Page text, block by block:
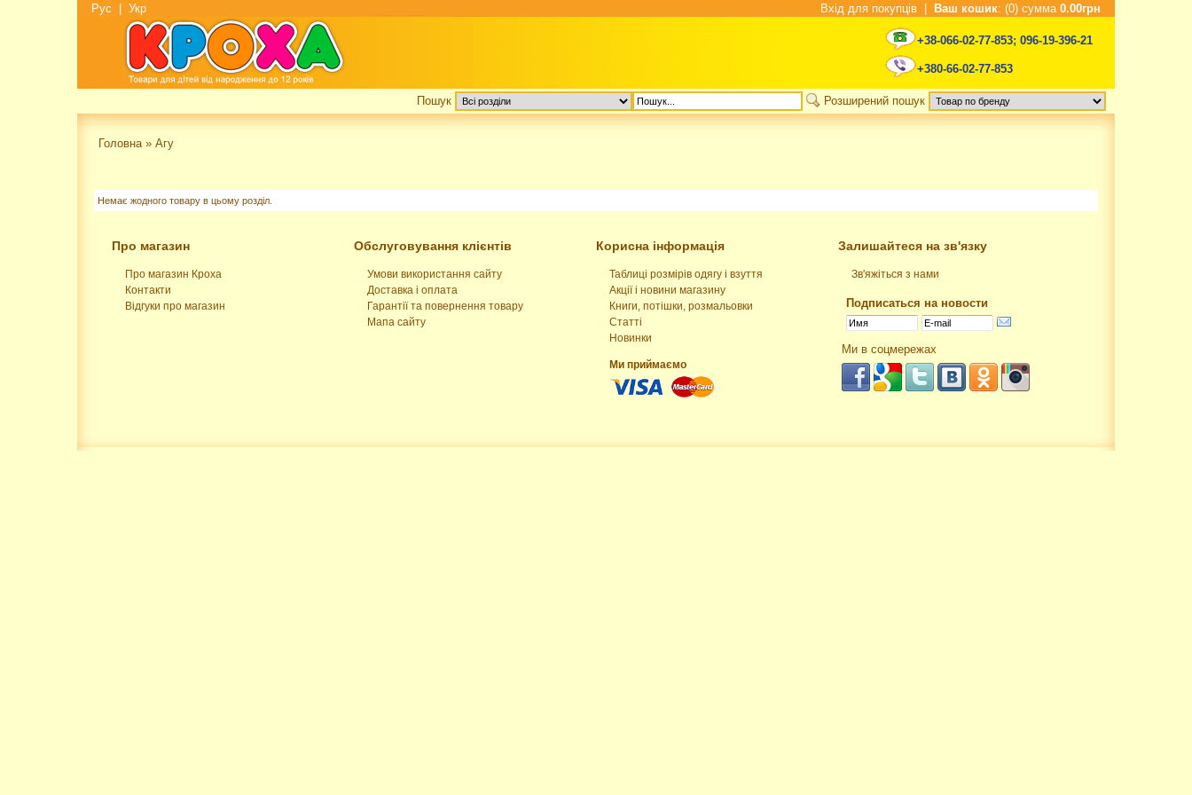
Рус Укр Вхід для покупців Ваш кошик: (0) сумма 0.00грн
+38-066-02-77-853; 096-19-396-21
+380-66-02-77-853
Пошук Розширений пошук
Головна» Агу
Немає жодного товару в цьому розділ.
Про магазин
Про магазин Кроха
Контакти
Відгуки про магазин
Обслуговування клієнтів
Умови використання сайту
Доставка і оплата
Гарантії та повернення товару
Мапа сайту
Корисна інформація
Таблиці розмірів одягу і взуття
Акції і новини магазину
Книги, потішки, розмальовки
Статті
Новинки
Ми приймаємо
Залишайтеся на зв'язку
Зв'яжіться з нами
Подписаться на новости
Ми в соцмережах